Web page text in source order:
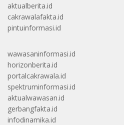
aktualberita.id
cakrawalafakta.id
pintuinformasi.id
wawasaninformasi.id
horizonberita.id
portalcakrawala.id
spektruminformasi.id
aktualwawasan.id
gerbangfakta.id
infodinamika.id